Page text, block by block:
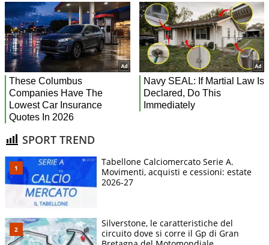
SPORT TREND
Tabellone Calciomercato Serie A.
Movimenti, acquisti e cessioni: estate
2026-27
Silverstone, le caratteristiche del
circuito dove si corre il Gp di Gran